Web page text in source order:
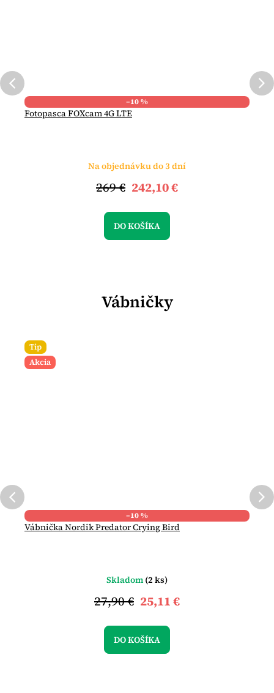
–10 %
Fotopasca FOXcam 4G LTE
Na objednávku do 3 dní
242,10 €
269 €
DO KOŠÍKA
Vábničky
Tip
Akcia
–10 %
Vábnička Nordik Predator Crying Bird
Skladom (2 ks)
25,11 €
27,90 €
DO KOŠÍKA